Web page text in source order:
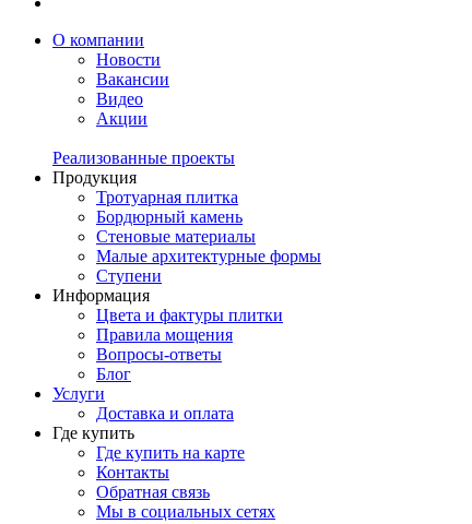
О компании
Новости
Вакансии
Видео
Акции
Реализованные проекты
Продукция
Тротуарная плитка
Бордюрный камень
Стеновые материалы
Малые архитектурные формы
Ступени
Информация
Цвета и фактуры плитки
Правила мощения
Вопросы-ответы
Блог
Услуги
Доставка и оплата
Где купить
Где купить на карте
Контакты
Обратная связь
Мы в социальных сетях